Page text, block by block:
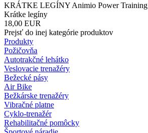
KRÁTKE LEGÍNY Animio Power Training
Krátke legíny
18,00 EUR
Prejsť do inej kategórie produktov
Produkty
Požičovňa
Autotrakčné lehátko
Veslovacie trenažéry
Bežecké pásy
Air Bike
Bežkárske trenažéry
Vibračné platne
Cyklo-trenažér
Rehabilitačné pomôcky